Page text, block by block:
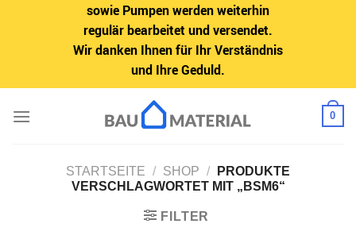
sowie Pumpen werden weiterhin
regulär bearbeitet und versendet.
Wir danken Ihnen für Ihr Verständnis
und Ihre Geduld.
Inhalt
0
STARTSEITE / SHOP /
PRODUKTE
VERSCHLAGWORTET MIT „BSM6“
FILTER